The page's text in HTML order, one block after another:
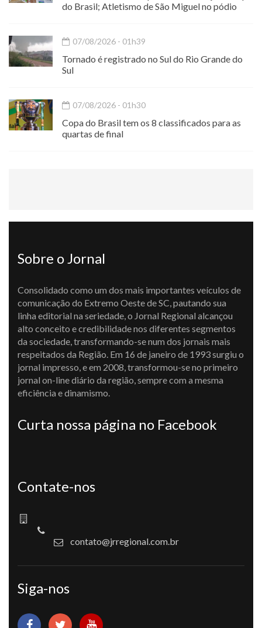
do Brasil; Atletismo de São Miguel no pódio
07/08/2026 - 01h39
Tornado é registrado no Sul do Rio Grande do
Sul
07/08/2026 - 01h30
Copa do Brasil tem os 8 classificados para as
quartas de final
Sobre o Jornal
Consolidado como um dos mais importantes veículos de
comunicação do Extremo Oeste de SC, pautando sua
linha editorial na seriedade, o Jornal Regional alcançou
alto conceito e credibilidade nos diferentes segmentos
da sociedade, transformando-se num dos jornais mais
respeitados da Região. Em 16 de janeiro de 1993 surgiu o
jornal impresso, e em 2008, transformou-se no primeiro
jornal on-line diário da região, sempre com a mesma
eficiência e dinamismo.
Curta nossa página no Facebook
Contate-nos
contato@jrregional.com.br
Siga-nos